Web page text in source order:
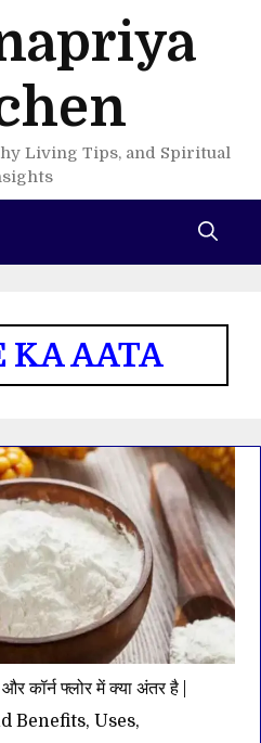
Living Tips, and Spiritual
KA AATA
कॉर्न फ्लोर में क्या अंतर है |
Benefits, Uses,